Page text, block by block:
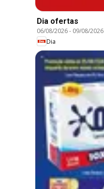
Dia ofertas
06/08/2026- 09/08/2026
Dia